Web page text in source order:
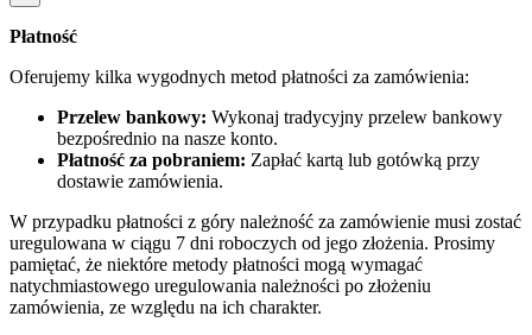
Płatność
Oferujemy kilka wygodnych metod płatności za zamówienia:
Przelew bankowy: Wykonaj tradycyjny przelew bankowy
bezpośrednio na nasze konto.
Płatność za pobraniem: Zapłać kartą lub gotówką przy
dostawie zamówienia.
W przypadku płatności z góry należność za zamówienie musi zostać
uregulowana w ciągu 7 dni roboczych od jego złożenia. Prosimy
pamiętać, że niektóre metody płatności mogą wymagać
natychmiastowego uregulowania należności po złożeniu
zamówienia, ze względu na ich charakter.